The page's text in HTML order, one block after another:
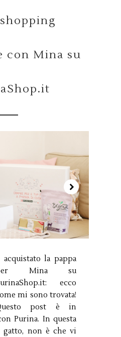
con Mina su
acquistato la pappa
Mina su
ecco
mi sono trovata!
post è in
Purina. In questa
gatto, non è che vi